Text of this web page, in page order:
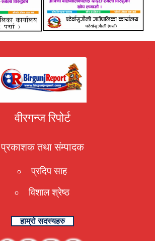
वीरगन्ज रिपोर्ट
प्रकाशक तथा संम्पादक
प्रदिप साह
विशाल श्रेष्ठ
हाम्रो सदस्यहरु